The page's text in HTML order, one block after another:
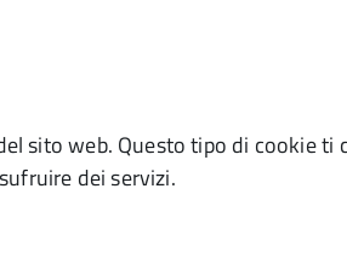
sito web. Questo tipo di cookie ti
dei servizi.